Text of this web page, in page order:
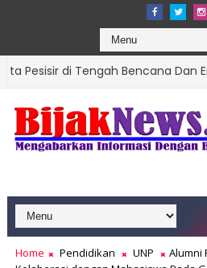
Bencana Dan Era
Home Pendidikan UNP
Alumni